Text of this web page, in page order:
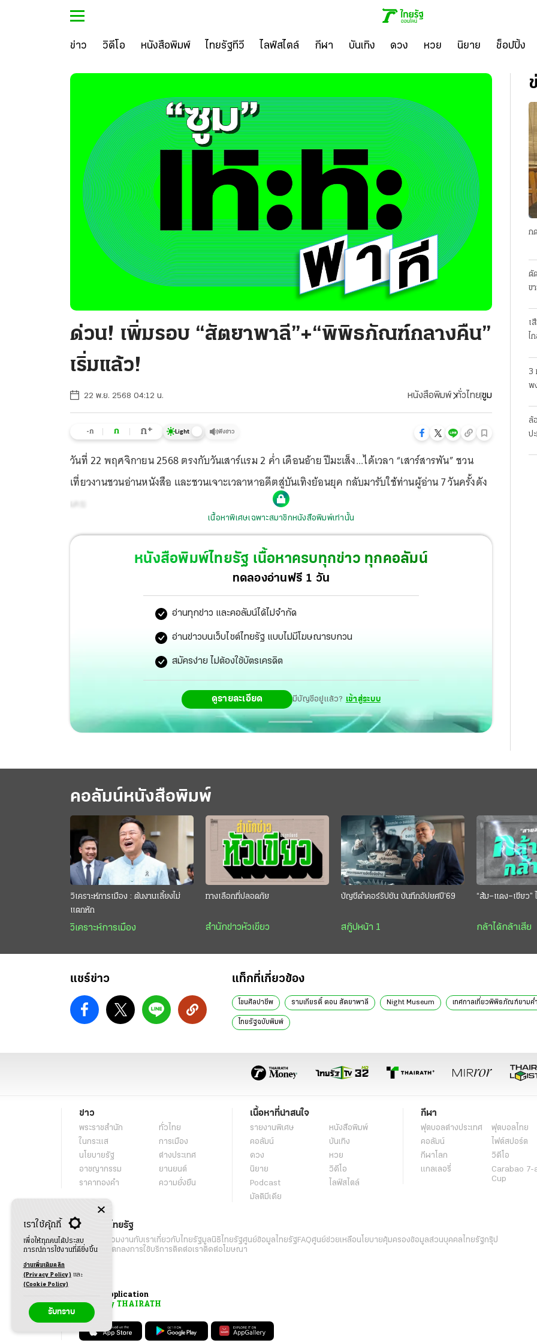
ข่าว วิดีโอ หนังสือพิมพ์ ไทยรัฐทีวี ไลฟ์สไตล์ กีฬา บันเทิง ดวง หวย นิยาย ช็อปปิ้ง
ด่วน! เพิ่มรอบ “สัตยาพาลี”+“พิพิธภัณฑ์กลางคืน”
เริ่มแล้ว!
22 พ.ย. 2568 04:12 น. หนังสือพิมพ์ ทั่วไทยซูม
-ก ก ก+ Light ฟังข่าว
วันที่ 22 พฤศจิกายน 2568 ตรงกับวันเสาร์แรม 2 ค่ำ เดือนอ้าย ปีมะเส็ง...ได้เวลา “เสาร์สารพัน” ชวน
เที่ยวงานชวนอ่านหนังสือ และชวนเจาะเวลาหาอดีตสู่บันเทิงย้อนยุค กลับมารับใช้ท่านผู้อ่าน 7 วันครั้งดัง
เคย
เนื้อหาพิเศษเฉพาะสมาชิกหนังสือพิมพ์เท่านั้น
หนังสือพิมพ์ไทยรัฐ เนื้อหาครบทุกข่าว ทุกคอลัมน์
ทดลองอ่านฟรี 1 วัน
อ่านทุกข่าว และคอลัมน์ได้ไม่จำกัด
อ่านข่าวบนเว็บไซต์ไทยรัฐ แบบไม่มีโฆษณารบกวน
สมัครง่าย ไม่ต้องใช้บัตรเครดิต
ดูรายละเอียด มีบัญชีอยู่แล้ว? เข้าสู่ระบบ
ก
ตั
ข
เ
ไ
3
พ
ล้
ป
คอลัมน์หนังสือพิมพ์
วิเคราะห์การเมือง : ต้นงานเลี้ยงไม่
แตกหัก
วิเคราะห์การเมือง
ทางเลือกที่ปลอดภัย
สำนักข่าวหัวเขียว
บัญชีดำคอร์รัปชัน บันทึกอัปยศปี’69
สกู๊ปหน้า 1
“ส้ม–แดง–เขียว”
กล้าได้กล้าเสีย
แชร์ข่าว แท็กที่เกี่ยวข้อง
โขนศิลปาชีพ รามเกียรติ์ ตอน สัตยาพาลี Night Museum เทศกาลเที่ยวพิพิธภัณฑ์ยามค่
ไทยรัฐฉบับพิมพ์
ข่าว
พระราชสำนัก
ทั่วไทย
ในกระแส
การเมือง
นโยบายรัฐ
ต่างประเทศ
อาชญากรรม
ยานยนต์
ราคาทองคำ
ความยั่งยืน
เนื้อหาที่น่าสนใจ
รายงานพิเศษ
หนังสือพิมพ์
คอลัมน์
บันเทิง
ดวง
หวย
นิยาย
วิดีโอ
Podcast
ไลฟ์สไตล์
มัลติมีเดีย
กีฬา
ฟุตบอลต่่างประเทศ
ฟุตบอลไทย
คอลัมน์
ไฟต์สปอร์ต
กีฬาโลก
วิดีโอ
แกลเลอรี่
Carabao 7-
Cup
เกี่ยวกับไทยรัฐ
กิจกรรม ร่วมงานกับเราเกี่ยวกับไทยรัฐมูลนิธิไทยรัฐศูนย์ข้อมูลไทยรัฐFAQศูนย์ช่วยเหลือนโยบายคุ้มครองข้อมูลส่วนบุคคลไทยรัฐกรุ๊ป
เงื่อนไขข้อตกลงการใช้บริการติดต่อเราติดต่อโฆษณา
Application
My THAIRATH
เราใช้คุ้กกี้
เพื่อให้ทุกคนได้ประสบ
การณ์การใช้งานที่ดียิ่งขึ้น
อ่านเพิ่มเติมคลิก
(Privacy Policy) และ
(Cookie Policy)
รับทราบ